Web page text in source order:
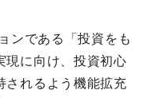
ンである「投資をも
現に向け、投資初心
されるよう機能拡充